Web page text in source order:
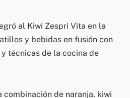
al Kiwi Zespri Vita en la
y bebidas en fusión con
técnicas de la cocina de
combinación de naranja, kiwi